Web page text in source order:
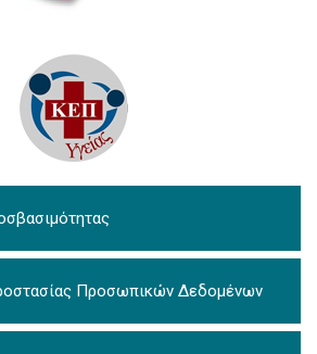
Προσωπικών Δεδομένων